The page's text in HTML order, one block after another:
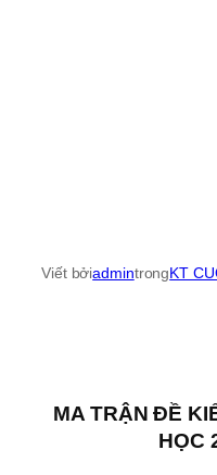
Viết bởiadmintrongKT
MA TRẬN ĐỀ
HỌC